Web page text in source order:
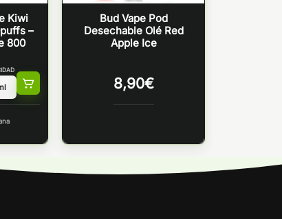
Kiwi
–
800
Bud Vape Pod
Desechable Olé Red
Apple Ice
8,90€